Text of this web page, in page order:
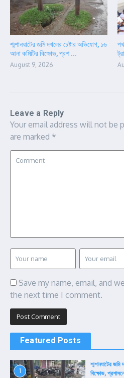
শ্মশানঘাটের জমি দখলের চেষ্টার অভিযোগ, ১৬
আনা কমিটির বিক্ষোভ, প্রশ ...
August 9, 2026
Leave a Reply
Your email address will not be
are marked *
Save my name, email, and
the next time I comment.
Featured Posts
1
শ্মশানঘাটের
বিক্ষোভ,